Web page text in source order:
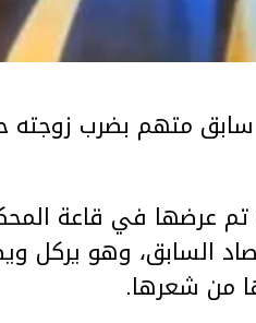
متهم بضرب زوجته
عرضها في قاعة
السابق، وهو يركل
من شعرها.